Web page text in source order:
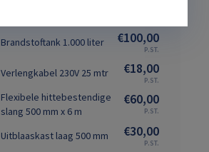
Brandstoftank 1.000 liter €100,00
P.ST.
Verlengkabel 230V 25 mtr €18,00
P.ST.
Flexibele hittebestendige
slang 500 mm x 6 m
€60,00
P.ST.
Uitblaaskast laag 500 mm €30,00
P.ST.